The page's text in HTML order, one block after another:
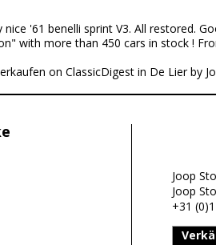
nice '61 benelli sprint V3. All restored.
with more than 450 cars in stock !
on ClassicDigest in De Lier by
Joop
Joop
+31